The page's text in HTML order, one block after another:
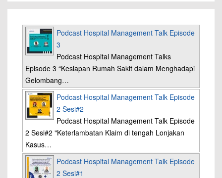
Podcast Hospital Management Talk Episode
3
Podcast Hospital Management Talks
Episode 3 “Kesiapan Rumah Sakit dalam Menghadapi
Gelombang…
Podcast Hospital Management Talk Episode
2 Sesi#2
Podcast Hospital Management Talk Episode
2 Sesi#2 "Keterlambatan Klaim di tengah Lonjakan
Kasus…
Podcast Hospital Management Talk Episode
2 Sesi#1